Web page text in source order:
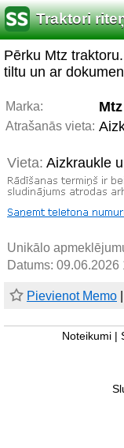
Traktori
Pērku Mtz
tiltu un ar
Marka:
Atrašanās vieta:
Vieta: Aizkraukle
Unikālo
Datums: 09.06.2026
Pievienot Memo
Noteikumi